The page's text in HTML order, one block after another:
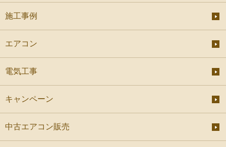
施工事例
エアコン
電気工事
キャンペーン
中古エアコン販売